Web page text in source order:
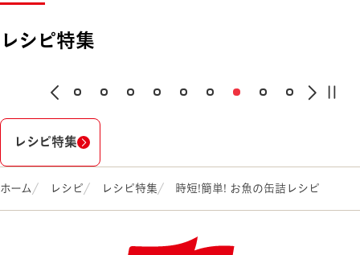
レシピ特集
レシピ特集
ホーム レシピ レシピ特集 時短!簡単! お魚の缶詰レシピ